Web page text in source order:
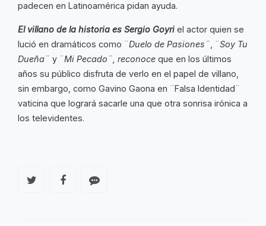
padecen en Latinoamérica pidan ayuda.
El villano de la historia es Sergio Goyriel actor quien se
lució en dramáticos como ¨Duelo de Pasiones¨, ¨Soy Tu
Dueña¨ y ¨Mi Pecado¨, reconoce que en los últimos
años su público disfruta de verlo en el papel de villano,
sin embargo, como Gavino Gaona en ¨Falsa Identidad¨
vaticina que logrará sacarle una que otra sonrisa irónica a
los televidentes.